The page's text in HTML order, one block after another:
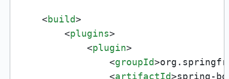
<build>
<plugins>
<plugin>
<groupId>
<artifactId>spring-